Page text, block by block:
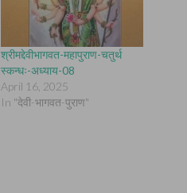
श्रीमद्देवीभागवत-महापुराण-चतुर्थ
स्कन्धः-अध्याय-08
April 16, 2025
In "देवी-भागवत-पुराण"